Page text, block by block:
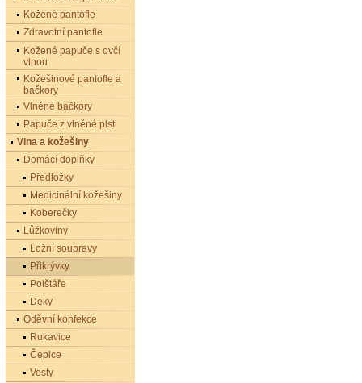
Kožené pantofle
Zdravotní pantofle
Kožené papuče s ovčí
vlnou
Kožešinové pantofle a
bačkory
Vlněné bačkory
Papuče z vlněné plsti
Vlna a kožešiny
Domácí doplňky
Předložky
Medicinální kožešiny
Koberečky
Lůžkoviny
Ložní soupravy
Přikrývky
Polštáře
Deky
Oděvní konfekce
Rukavice
Čepice
Vesty